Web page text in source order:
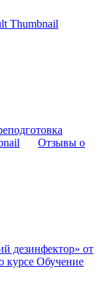
Отзывы о
дезинфектор» от
курсе Обучение